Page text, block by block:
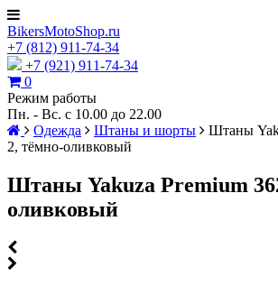
BikersMotoShop.ru
+7 (812) 911-74-34
+7 (921) 911-74-34
0
Режим работы
Пн. - Вс. с 10.00 до 22.00
Одежда
Штаны и шорты
Штаны
2, тёмно-оливковый
Штаны Yakuza Premium
оливковый